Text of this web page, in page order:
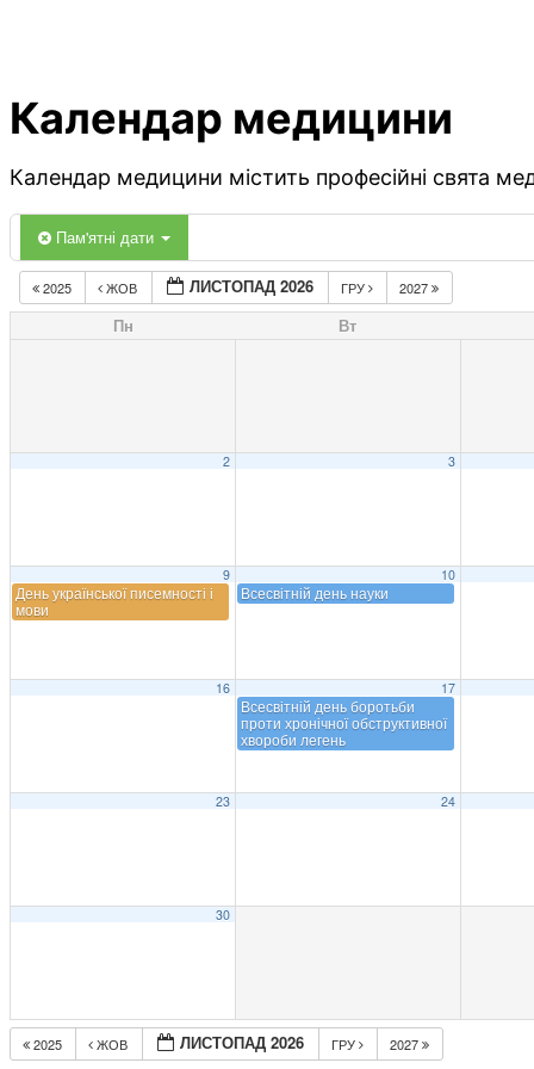
Календар медицини
Календар медицини містить професійні свята
Пам'ятні дати
2025 ЖОВ ЛИСТОПАД 2026 ГРУ 2027
Пн Вт
2 3
9
День української писемності і
мови
10
Всесвітній день науки
16 17
Всесвітній день боротьби
проти хронічної обструктивної
хвороби легень
23 24
30
2025 ЖОВ ЛИСТОПАД 2026 ГРУ 2027